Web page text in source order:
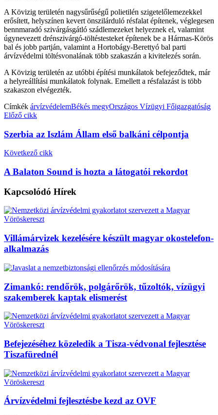
A Kövizig területén nagysűrűségű polietilén szigetelőlemezekkel
erősített, helyszínen kevert önszilárduló résfalat építenek, véglegesen
bennmaradó szivárgásgátló szádlemezeket helyeznek el, valamint
úgynevezett drénszivárgó-töltéstesteket építenek be a Hármas-Körös
bal és jobb partján, valamint a Hortobágy-Berettyó bal parti
árvízvédelmi töltésvonalának több szakaszán a kivitelezés során.
A Kövizig területén az utóbbi építési munkálatok befejeződtek, már
a helyreállítási munkálatok folynak. Emellett a résfalazást is több
szakaszon elvégezték.
Címkék árvízvédelemBékés megyOrszágos Vízügyi Főigazgatóság
Előző cikk
Szerbia az Iszlám Állam első balkáni célpontja
Következő cikk
A Balaton Sound is hozta a látogatói rekordot
Kapcsolódó Hírek
Villámárvizek kezelésére készült magyar okostelefon-
alkalmazás
Zimankó: rendőrök, polgárőrök, tűzoltók, vízügyi
szakemberek kaptak elismerést
Befejezéséhez közeledik a Tisza-védvonal fejlesztése
Tiszafürednél
Árvízvédelmi fejlesztésbe kezd az OVF